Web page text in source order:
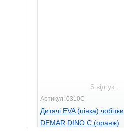
5 відгук..
Артикул: 0310С
Дитячі EVA (пінка) чобітки
DEMAR DINO С (оранж)